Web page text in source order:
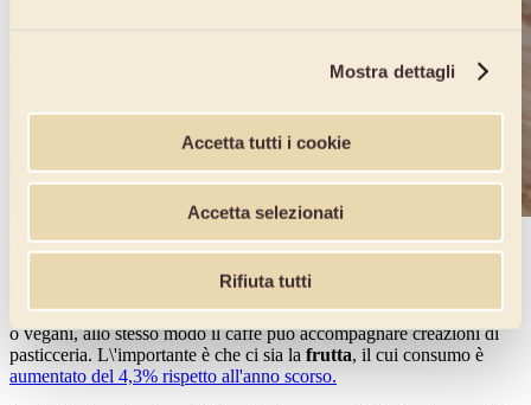
Mostra dettagli
Accetta tutti i cookie
Accetta selezionati
Rifiuta tutti
Colazione al bar e colazione in pasticceria
L'aggiornamento dei menù al bar e in pasticceria è quindi d\'obbligo,
così il frullato o lo smoothie può accompagnare dessert senza glutine
o vegani, allo stesso modo il caffè può accompagnare creazioni di
pasticceria. L\'importante è che ci sia la frutta, il cui consumo è
aumentato del 4,3% rispetto all'anno scorso.